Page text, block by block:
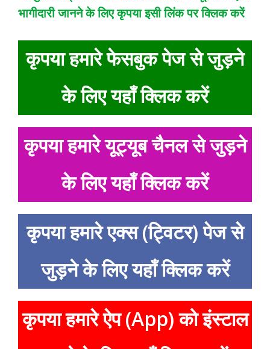
भागीदारी जानने के लिए कृपया इसी लिंक पर क्लिक करें
कृपया हमारे फेसबुक पेज से जुड़ने
के लिए यहाँ क्लिक करें
कृपया हमारे यूट्यूब चैनल से जुड़ने
के लिए यहाँ क्लिक करें
कृपया हमारे एक्स (ट्विटर) पेज से
जुड़ने के लिए यहाँ क्लिक करें
कृपया हमारे ऐप (App) को इंस्टाल